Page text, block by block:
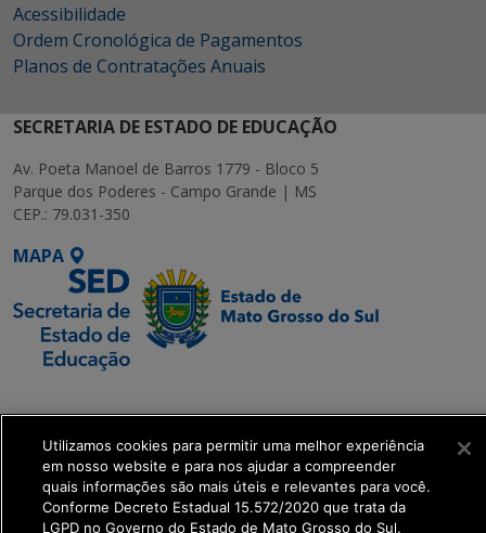
Acessibilidade
Ordem Cronológica de Pagamentos
Planos de Contratações Anuais
SECRETARIA DE ESTADO DE EDUCAÇÃO
Av. Poeta Manoel de Barros 1779 - Bloco 5
Parque dos Poderes - Campo Grande | MS
CEP.: 79.031-350
MAPA
Executiva de
Transformação Digital
get_footer();
Utilizamos cookies para permitir uma melhor experiência
em nosso website e para nos ajudar a compreender
quais informações são mais úteis e relevantes para você.
Conforme Decreto Estadual 15.572/2020 que trata da
LGPD no Governo do Estado de Mato Grosso do Sul.